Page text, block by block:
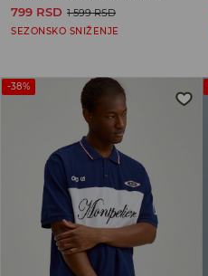
799 RSD 1 599 RSD
SEZONSKO SNIŽENJE
-38%